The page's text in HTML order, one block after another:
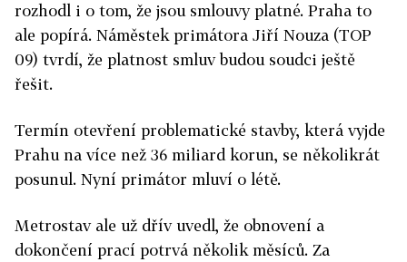
rozhodl i o tom, že jsou smlouvy platné. Praha to
ale popírá. Náměstek primátora Jiří Nouza (TOP
09) tvrdí, že platnost smluv budou soudci ještě
řešit.
Termín otevření problematické stavby, která vyjde
Prahu na více než 36 miliard korun, se několikrát
posunul. Nyní primátor mluví o létě.
Metrostav ale už dřív uvedl, že obnovení a
dokončení prací potrvá několik měsíců. Za